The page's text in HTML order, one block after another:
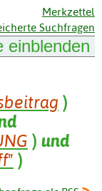
Merkzettel
Suchfragen
einblenden
)
) und
)